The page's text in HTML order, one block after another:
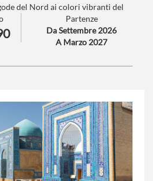
del Nord ai colori vibranti del
per città sospese tra passato
un racconto, dove ogni giorno
leggendari della Baia di Halong,
12 - massimo 25
aeroporto a/r: V1-V2-V3-V4
Partenze
Da Settembre 2026
A Marzo 2027